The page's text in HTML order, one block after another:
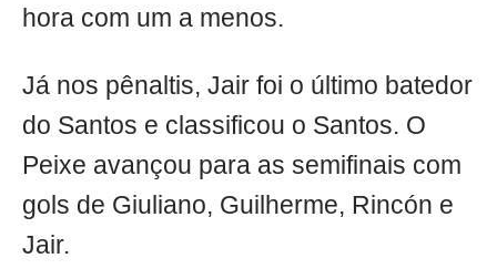
hora com um a menos.
Já nos pênaltis, Jair foi o último batedor
do Santos e classificou o Santos. O
Peixe avançou para as semifinais com
gols de Giuliano, Guilherme, Rincón e
Jair.